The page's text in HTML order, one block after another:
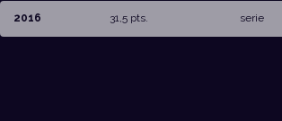
2016 31,5 pts. serie